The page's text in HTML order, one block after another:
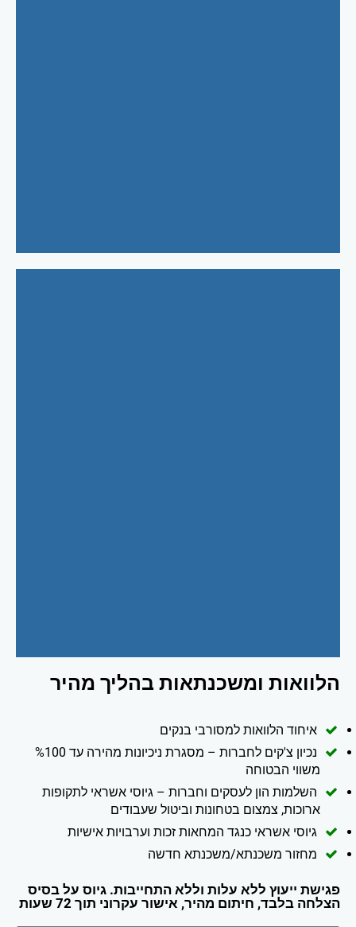
הלוואות ומשכנתאות בהליך מהיר
איחוד הלוואות למסורבי בנקים
נכיון צ'קים לחברות – מסגרת ניכיונות מהירה עד %100
משווי הבטוחה
השלמות הון לעסקים וחברות – גיוסי אשראי לתקופות
ארוכות, צמצום בטחונות וביטול שעבודים
גיוסי אשראי כנגד המחאות זכות וערבויות אישיות
מחזור משכנתא/משכנתא חדשה
פגישת ייעוץ ללא עלות וללא התחייבות. גיוס על בסיס
הצלחה בלבד, חיתום מהיר, אישור עקרוני תוך 72 שעות